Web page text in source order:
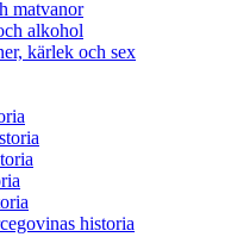
matvanor
alkohol
kärlek och sex
historia